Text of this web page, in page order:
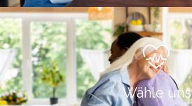
Wähle uns